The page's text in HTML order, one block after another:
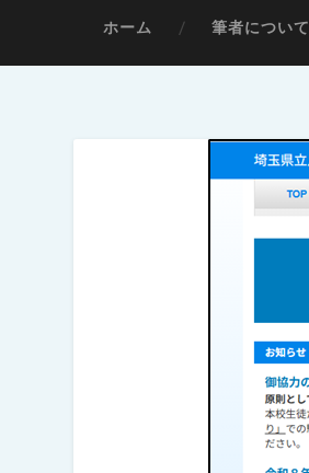
ホーム 筆者について